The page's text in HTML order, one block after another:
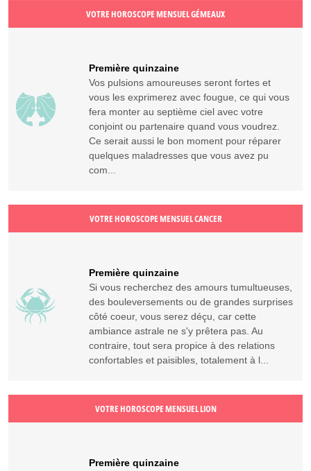
VOTRE HOROSCOPE MENSUEL GÉMEAUX
Première quinzaine
Vos pulsions amoureuses seront fortes et
vous les exprimerez avec fougue, ce qui vous
fera monter au septième ciel avec votre
conjoint ou partenaire quand vous voudrez.
Ce serait aussi le bon moment pour réparer
quelques maladresses que vous avez pu
com...
VOTRE HOROSCOPE MENSUEL CANCER
Première quinzaine
Si vous recherchez des amours tumultueuses,
des bouleversements ou de grandes surprises
côté coeur, vous serez déçu, car cette
ambiance astrale ne s'y prêtera pas. Au
contraire, tout sera propice à des relations
confortables et paisibles, totalement à l...
VOTRE HOROSCOPE MENSUEL LION
Première quinzaine